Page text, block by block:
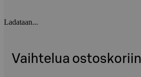
Ladataan...
Vaihtelua ostoskoriin